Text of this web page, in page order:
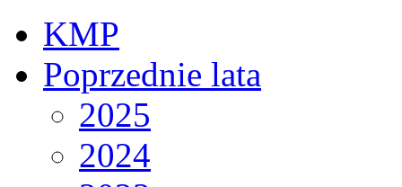
KMP
Poprzednie lata
2025
2024